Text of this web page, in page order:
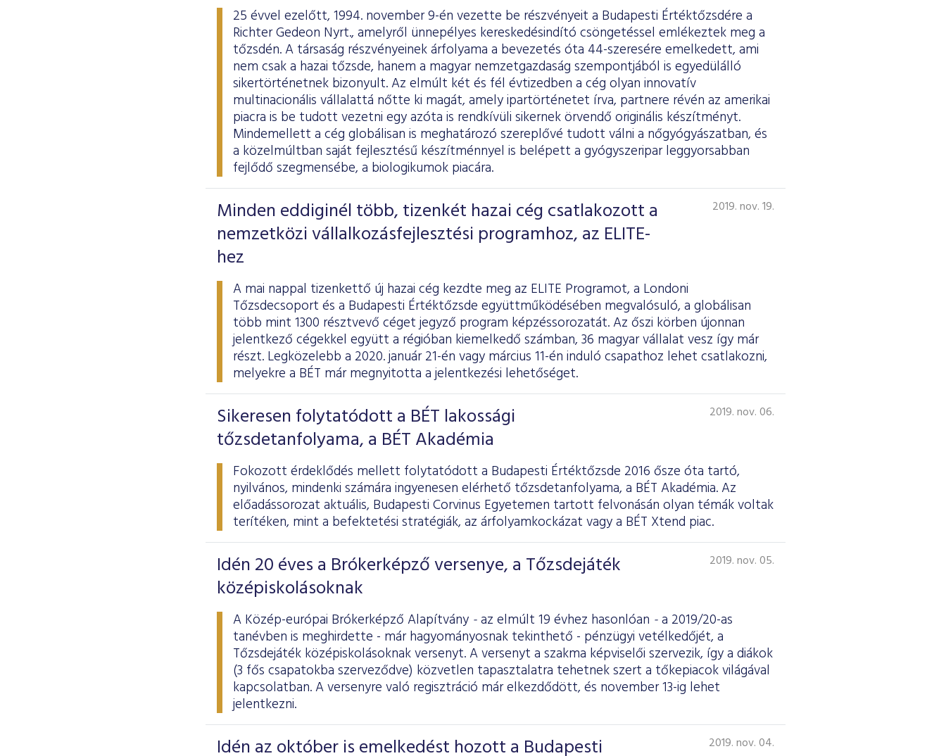
25 évvel ezelőtt, 1994. november 9-én vezette be részvényeit a Budapesti Értéktőzsdére a
Richter Gedeon Nyrt., amelyről ünnepélyes kereskedésindító csöngetéssel emlékeztek meg a
tőzsdén. A társaság részvényeinek árfolyama a bevezetés óta 44-szeresére emelkedett, ami
nem csak a hazai tőzsde, hanem a magyar nemzetgazdaság szempontjából is egyedülálló
sikertörténetnek bizonyult. Az elmúlt két és fél évtizedben a cég olyan innovatív
multinacionális vállalattá nőtte ki magát, amely ipartörténetet írva, partnere révén az amerikai
piacra is be tudott vezetni egy azóta is rendkívüli sikernek örvendő originális készítményt.
Mindemellett a cég globálisan is meghatározó szereplővé tudott válni a nőgyógyászatban, és
a közelmúltban saját fejlesztésű készítménnyel is belépett a gyógyszeripar leggyorsabban
fejlődő szegmensébe, a biologikumok piacára.
Minden eddiginél több, tizenkét hazai cég csatlakozott a
nemzetközi vállalkozásfejlesztési programhoz, az ELITE-
hez
2019. nov. 19.
A mai nappal tizenkettő új hazai cég kezdte meg az ELITE Programot, a Londoni
Tőzsdecsoport és a Budapesti Értéktőzsde együttműködésében megvalósuló, a globálisan
több mint 1300 résztvevő céget jegyző program képzéssorozatát. Az őszi körben újonnan
jelentkező cégekkel együtt a régióban kiemelkedő számban, 36 magyar vállalat vesz így már
részt. Legközelebb a 2020. január 21-én vagy március 11-én induló csapathoz lehet csatlakozni,
melyekre a BÉT már megnyitotta a jelentkezési lehetőséget.
Sikeresen folytatódott a BÉT lakossági
tőzsdetanfolyama, a BÉT Akadémia
2019. nov. 06.
Fokozott érdeklődés mellett folytatódott a Budapesti Értéktőzsde 2016 ősze óta tartó,
nyilvános, mindenki számára ingyenesen elérhető tőzsdetanfolyama, a BÉT Akadémia. Az
előadássorozat aktuális, Budapesti Corvinus Egyetemen tartott felvonásán olyan témák voltak
terítéken, mint a befektetési stratégiák, az árfolyamkockázat vagy a BÉT Xtend piac.
Idén 20 éves a Brókerképző versenye, a Tőzsdejáték
középiskolásoknak
2019. nov. 05.
A Közép-európai Brókerképző Alapítvány -az elmúlt 19 évhez hasonlóan -a 2019/20-as
tanévben is meghirdette - már hagyományosnak tekinthető - pénzügyi vetélkedőjét, a
Tőzsdejáték középiskolásoknak versenyt. A versenyt a szakma képviselői szervezik, így a diákok
(3 fős csapatokba szerveződve) közvetlen tapasztalatra tehetnek szert a tőkepiacok világával
kapcsolatban. A versenyre való regisztráció már elkezdődött, és november 13-ig lehet
jelentkezni.
Idén az október is emelkedést hozott a Budapesti
2019. nov. 04.